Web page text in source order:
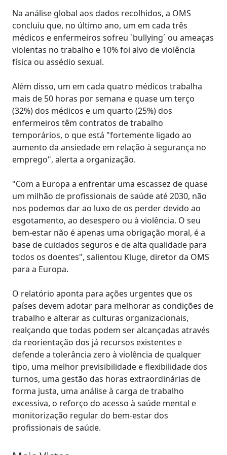
Na análise global aos dados recolhidos, a OMS
concluiu que, no último ano, um em cada três
médicos e enfermeiros sofreu `bullying´ ou ameaças
violentas no trabalho e 10% foi alvo de violência
física ou assédio sexual.
Além disso, um em cada quatro médicos trabalha
mais de 50 horas por semana e quase um terço
(32%) dos médicos e um quarto (25%) dos
enfermeiros têm contratos de trabalho
temporários, o que está "fortemente ligado ao
aumento da ansiedade em relação à segurança no
emprego", alerta a organização.
"Com a Europa a enfrentar uma escassez de quase
um milhão de profissionais de saúde até 2030, não
nos podemos dar ao luxo de os perder devido ao
esgotamento, ao desespero ou à violência. O seu
bem-estar não é apenas uma obrigação moral, é a
base de cuidados seguros e de alta qualidade para
todos os doentes", salientou Kluge, diretor da OMS
para a Europa.
O relatório aponta para ações urgentes que os
países devem adotar para melhorar as condições de
trabalho e alterar as culturas organizacionais,
realçando que todas podem ser alcançadas através
da reorientação dos já recursos existentes e
defende a tolerância zero à violência de qualquer
tipo, uma melhor previsibilidade e flexibilidade dos
turnos, uma gestão das horas extraordinárias de
forma justa, uma análise à carga de trabalho
excessiva, o reforço do acesso à saúde mental e
monitorização regular do bem-estar dos
profissionais de saúde.